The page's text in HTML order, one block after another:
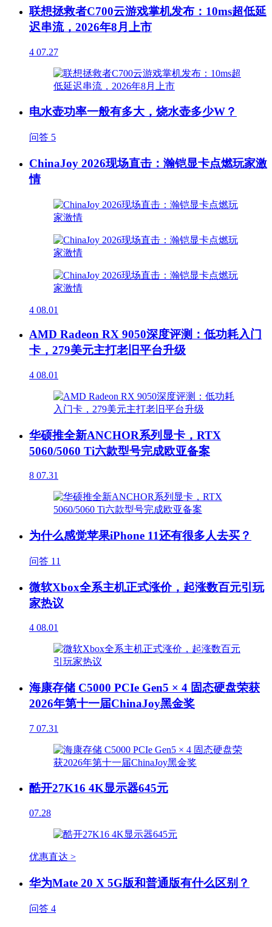
联想拯救者C700云游戏掌机发布：10ms超低延
迟串流，2026年8月上市
4 07.27
电水壶功率一般有多大，烧水壶多少W？
问答 5
ChinaJoy 2026现场直击：瀚铠显卡点燃玩家激
情
4 08.01
AMD Radeon RX 9050深度评测：低功耗入门
卡，279美元主打老旧平台升级
4 08.01
华硕推全新ANCHOR系列显卡，RTX
5060/5060 Ti六款型号完成欧亚备案
8 07.31
为什么感觉苹果iPhone 11还有很多人去买？
问答 11
微软Xbox全系主机正式涨价，起涨数百元引玩
家热议
4 08.01
海康存储 C5000 PCIe Gen5 × 4 固态硬盘荣获
2026年第十一届ChinaJoy黑金奖
7 07.31
酷开27K16 4K显示器645元
07.28
优惠直达 >
华为Mate 20 X 5G版和普通版有什么区别？
问答 4